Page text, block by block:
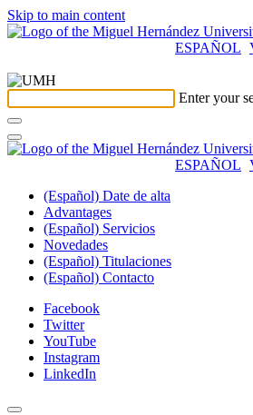
Skip to main content
ESPAÑOL
Enter your
ESPAÑOL
(Español) Date de alta
Advantages
(Español) Servicios
Novedades
(Español) Titulaciones
(Español) Contacto
Facebook
Twitter
YouTube
Instagram
LinkedIn